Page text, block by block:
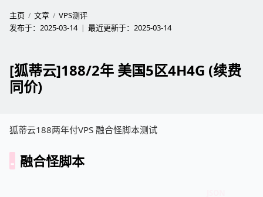
主页 文章
VPS测评
发布于： 2025-03-14 最近更新于： 2025-03-14
[狐蒂云]188/2年 美国5区4H4G (续费
同价)
狐蒂云188两年付VPS 融合怪脚本测试
融合怪脚本